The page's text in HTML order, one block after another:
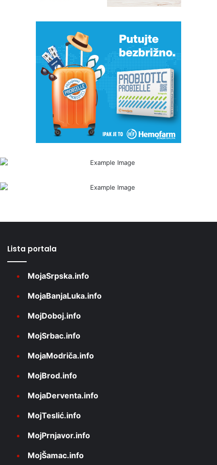
Lista portala
MojaSrpska.info
MojaBanjaLuka.info
MojDoboj.info
MojSrbac.info
MojaModriča.info
MojBrod.info
MojaDerventa.info
MojTeslić.info
MojPrnjavor.info
MojŠamac.info